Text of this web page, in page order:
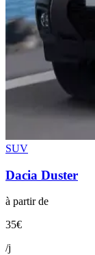
SUV
Dacia Duster
à partir de
35€
/j